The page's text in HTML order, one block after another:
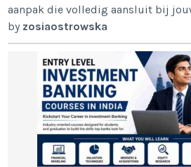
aanpak die volledig aansluit bij
by zosiaostrowska